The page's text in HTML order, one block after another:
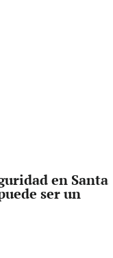
en Santa
ser un